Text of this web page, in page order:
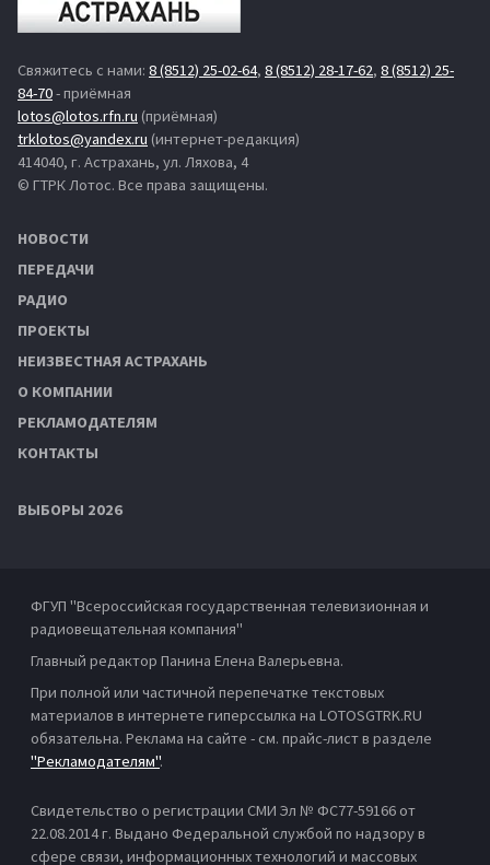
Свяжитесь с нами: 8 (8512) 25-02-64, 8 (8512) 28-17-62, 8 (8512) 25-
84-70- приёмная
lotos@lotos.rfn.ru (приёмная)
trklotos@yandex.ru (интернет-редакция)
414040, г. Астрахань, ул. Ляхова, 4
© ГТРК Лотос. Все права защищены.
НОВОСТИ
ПЕРЕДАЧИ
РАДИО
ПРОЕКТЫ
НЕИЗВЕСТНАЯ АСТРАХАНЬ
О КОМПАНИИ
РЕКЛАМОДАТЕЛЯМ
КОНТАКТЫ
ВЫБОРЫ 2026
ФГУП "Всероссийская государственная телевизионная и
радиовещательная компания"
Главный редактор Панина Елена Валерьевна.
При полной или частичной перепечатке текстовых
материалов в интернете гиперссылка на LOTOSGTRK.RU
обязательна. Реклама на сайте - см. прайс-лист в разделе
"Рекламодателям".
Свидетельство о регистрации СМИ Эл № ФС77-59166 от
22.08.2014 г. Выдано Федеральной службой по надзору в
сфере связи, информационных технологий и массовых